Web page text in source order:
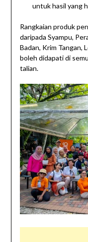
untuk hasil yang
Rangkaian produk
daripada Syampu,
Badan, Krim Tangan,
boleh didapati di
talian.